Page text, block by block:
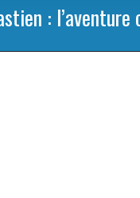
: l’aventure